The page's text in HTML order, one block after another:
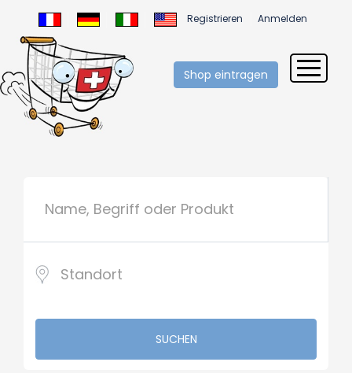
Registrieren Anmelden
Shop eintragen
SUCHEN